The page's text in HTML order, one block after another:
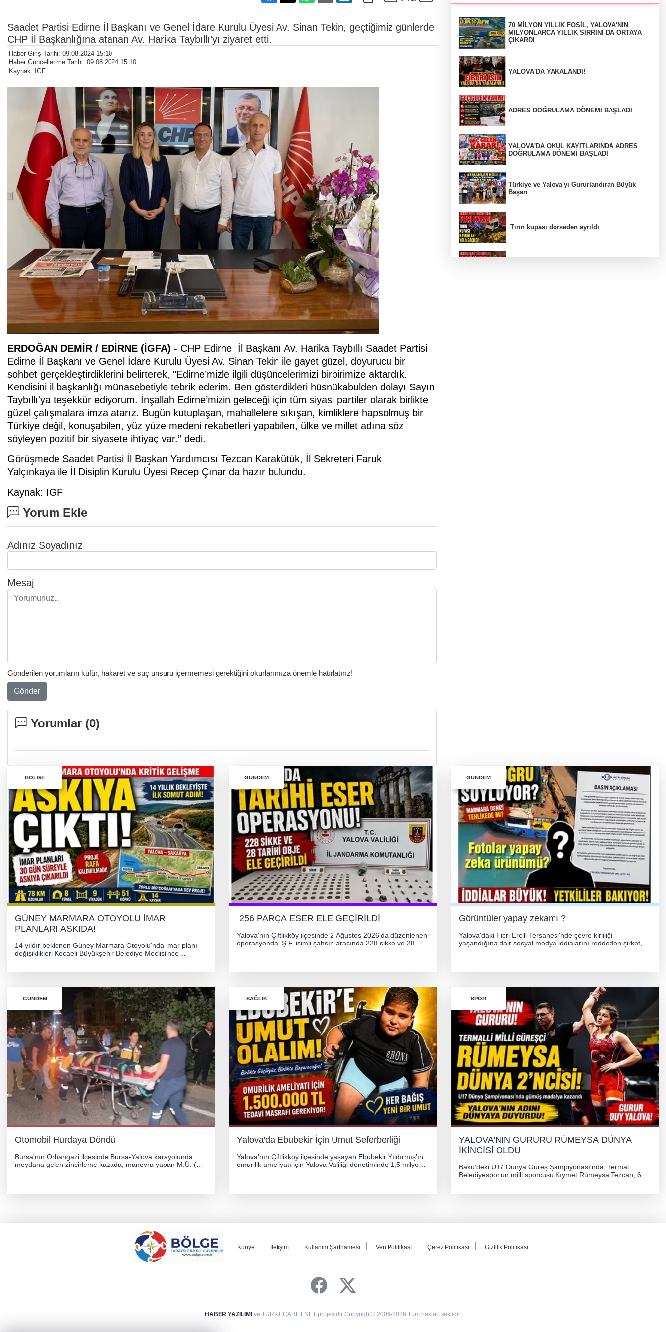
Saadet Partisi Edirne İl Başkanı ve Genel İdare Kurulu Üyesi Av. Sinan Tekin, geçtiğimiz günlerde
CHP İl Başkanlığına atanan Av. Harika Taybıllı’yı ziyaret etti.
Haber Giriş Tarihi: 09.08.2024 15:10
Haber Güncellenme Tarihi: 09.08.2024 15:10
Kaynak: IGF
ERDOĞAN DEMİR / EDİRNE (İGFA) - CHP Edirne İl Başkanı Av. Harika Taybıllı Saadet Partisi
Edirne İl Başkanı ve Genel İdare Kurulu Üyesi Av. Sinan Tekin ile gayet güzel, doyurucu bir
sohbet gerçekleştirdiklerini belirterek, "Edirne’mizle ilgili düşüncelerimizi birbirimize aktardık.
Kendisini il başkanlığı münasebetiyle tebrik ederim. Ben gösterdikleri hüsnükabulden dolayı Sayın
Taybıllı'ya teşekkür ediyorum. İnşallah Edirne’mizin geleceği için tüm siyasi partiler olarak birlikte
güzel çalışmalara imza atarız. Bugün kutuplaşan, mahallelere sıkışan, kimliklere hapsolmuş bir
Türkiye değil, konuşabilen, yüz yüze medeni rekabetleri yapabilen, ülke ve millet adına söz
söyleyen pozitif bir siyasete ihtiyaç var.” dedi.
Görüşmede Saadet Partisi İl Başkan Yardımcısı Tezcan Karakütük, İl Sekreteri Faruk
Yalçınkaya ile İl Disiplin Kurulu Üyesi Recep Çınar da hazır bulundu.
Kaynak: IGF
Yorum Ekle
Adınız Soyadınız
Mesaj
Gönderilen yorumların küfür, hakaret ve suç unsuru içermemesi gerektiğini okurlarımıza önemle hatırlatırız!
Gönder
Yorumlar (0)
70 MİLYON YILLIK FOSİL, YALOVA'NIN
MİLYONLARCA YILLIK SIRRINI DA ORTAYA
ÇIKARDI
YALOVA'DA YAKALANDI!
ADRES DOĞRULAMA DÖNEMİ BAŞLADI
YALOVA'DA OKUL KAYITLARINDA ADRES
DOĞRULAMA DÖNEMİ BAŞLADI
Türkiye ve Yalova'yı Gururlandıran Büyük
Başarı
Tırın kupası dorseden ayrıldı
BÖLGE
GÜNEY MARMARA OTOYOLU İMAR
PLANLARI ASKIDA!
14 yıldır beklenen Güney Marmara Otoyolu'nda imar planı
değişiklikleri Kocaeli Büyükşehir Belediye Meclisi'nce
GÜNDEM
256 PARÇA ESER ELE GEÇİRİLDİ
Yalova'nın Çiftlikköy ilçesinde 2 Ağustos 2026'da düzenlenen
operasyonda, Ş.F. isimli şahsın aracında 228 sikke ve 28
GÜNDEM
Görüntüler yapay zekamı ?
Yalova'daki Hicri Ercili Tersanesi'nde çevre kirliliği
yaşandığına dair sosyal medya iddialarını reddeden şirket,
GÜNDEM
Otomobil Hurdaya Döndü
Bursa'nın Orhangazi ilçesinde Bursa-Yalova karayolunda
meydana gelen zincirleme kazada, manevra yapan M.Ü. (35)
SAĞLIK
Yalova'da Ebubekir İçin Umut Seferberliği
Yalova'nın Çiftlikköy ilçesinde yaşayan Ebubekir Yıldırmış'ın
omurilik ameliyatı için Yalova Valiliği denetiminde 1,5 milyon
SPOR
YALOVA'NIN GURURU RÜMEYSA DÜNYA
İKİNCİSİ OLDU
Bakü'deki U17 Dünya Güreş Şampiyonası'nda, Termal
Belediyespor'un milli sporcusu Kıymet Rümeysa Tezcan, 69
Künye İletişim Kullanım Şartnamesi Veri Politikası Çerez Politikası Gizlilik Politikası
HABER YAZILIMI ve TURKTICARET.NET projesidir Copyright© 2006-2026 Tüm hakları saklıdır.